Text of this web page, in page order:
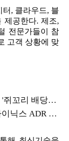
, 클라우드, 블
제공한다. 제조,
전문가들이 참
고객 상황에 맞
"10억 넣어도 25만원"?…SK하이닉스, '쥐꼬리 배당금' 여론 보니
호르무즈 긴장에 유가 4% 급등…SK하이닉스 ADR 5%↓